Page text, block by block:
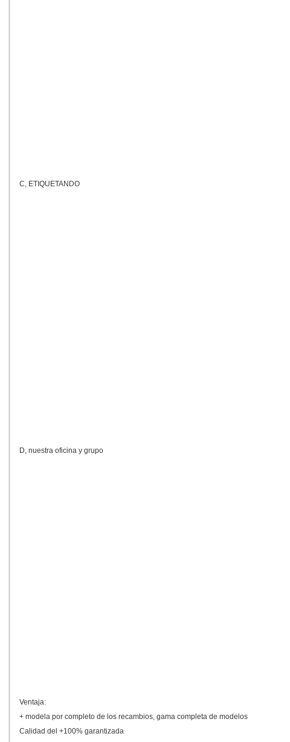
C, ETIQUETANDO
D, nuestra oficina y grupo
Ventaja:
+ modela por completo de los recambios, gama completa de modelos
Calidad del +100% garantizada